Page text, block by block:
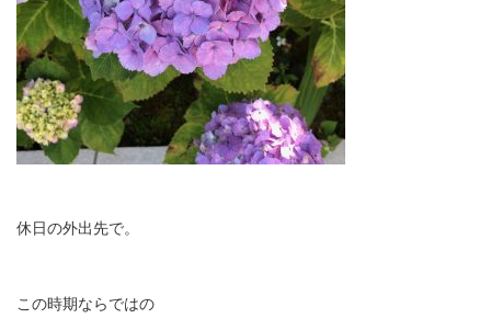
休日の外出先で。
この時期ならではの